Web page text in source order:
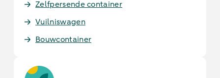
Zelfpersende container
Vuilniswagen
Bouwcontainer